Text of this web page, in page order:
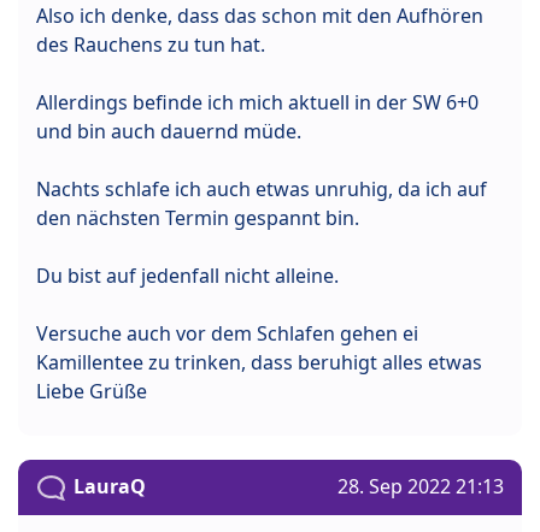
Also ich denke, dass das schon mit den Aufhören
des Rauchens zu tun hat.
Allerdings befinde ich mich aktuell in der SW 6+0
und bin auch dauernd müde.
Nachts schlafe ich auch etwas unruhig, da ich auf
den nächsten Termin gespannt bin.
Du bist auf jedenfall nicht alleine.
Versuche auch vor dem Schlafen gehen ei
Kamillentee zu trinken, dass beruhigt alles etwas
Liebe Grüße
LauraQ 28. Sep 2022 21:13